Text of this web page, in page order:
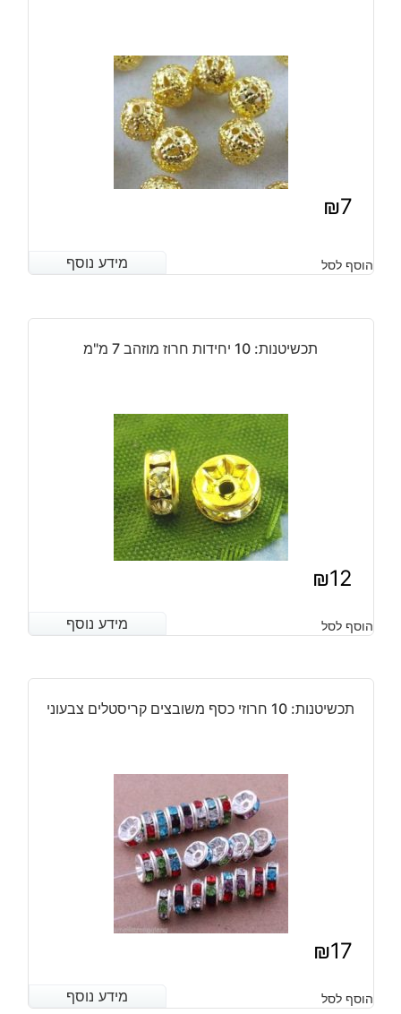
₪7
מידע נוסף הוסף לסל מידע נוסף
תכשיטנות: 10 יחידות חרוז מוזהב 7 מ"מ
₪12
מידע נוסף הוסף לסל מידע נוסף
תכשיטנות: 10 חרוזי כסף משובצים קריסטלים צבעוני
₪17
מידע נוסף הוסף לסל מידע נוסף